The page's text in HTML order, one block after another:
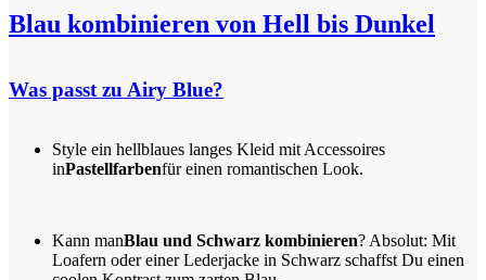
Blau kombinieren von Hell bis Dunkel
Was passt zu Airy Blue?
Style ein hellblaues langes Kleid mit Accessoires
inPastellfarbenfür einen romantischen Look.
Kann manBlau und Schwarz kombinieren? Absolut: Mit
Loafern oder einer Lederjacke in Schwarz schaffst Du einen